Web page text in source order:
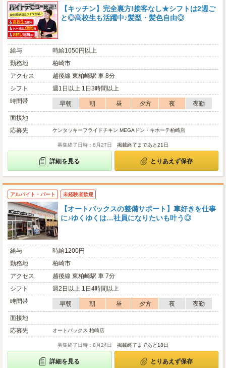
【キッチン】完全裏方!接客なし★シフトは2週ご
と◎高校生も活躍中♪髪型・髪色自由◎
給与
時給1050円以上
勤務地
柏崎市
アクセス
越後線 東柏崎駅 車 8分
シフト
週1日以上 1日3時間以上
時間帯
早朝 朝 昼 夕方 夜
夜勤
面接地
応募先
ケンタッキーフライドチキン MEGAドン・キホーテ柏崎店
募集終了日時：8月27日 掲載終了まであと21日
詳細を見る とりあえず保存
アルバイト・パート 未経験者歓迎
【オートバックスの整備サポート】車好きを仕事
に♪ゆくゆくは…社員になりたいも叶う◎
給与
時給1200円
勤務地
柏崎市
アクセス
越後線 東柏崎駅 車 7分
シフト
週2日以上 1日4時間以上
時間帯
早朝 朝 昼 夕方 夜
夜勤
面接地
応募先
オートバックス 柏崎店
募集終了日時：8月24日 掲載終了まであと18日
詳細を見る とりあえず保存